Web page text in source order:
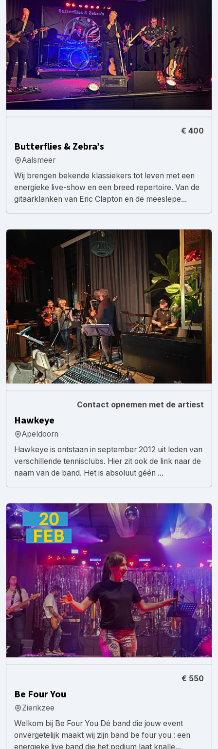
€ 400
Butterflies & Zebra’s
Aalsmeer
Wij brengen bekende klassiekers tot leven met een
energieke live-show en een breed repertoire. Van de
gitaarklanken van Eric Clapton en de meeslepe...
Contact opnemen met de artiest
Hawkeye
Apeldoorn
Hawkeye is ontstaan in september 2012 uit leden van
verschillende tennisclubs. Hier zit ook de link naar de
naam van de band. Het is absoluut géén ...
€ 550
Be Four You
Zierikzee
Welkom bij Be Four You Dé band die jouw event
onvergetelijk maakt wij zijn band be four you : een
energieke live band die het podium laat knalle...